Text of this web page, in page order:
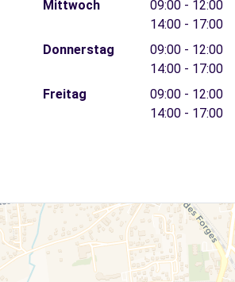
Mittwoch
09:00 - 12:00
14:00 - 17:00
Donnerstag
09:00 - 12:00
14:00 - 17:00
Freitag
09:00 - 12:00
14:00 - 17:00